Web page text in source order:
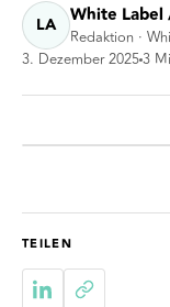
LA White Label
Redaktion ·
3. Dezember 20253
TEILEN